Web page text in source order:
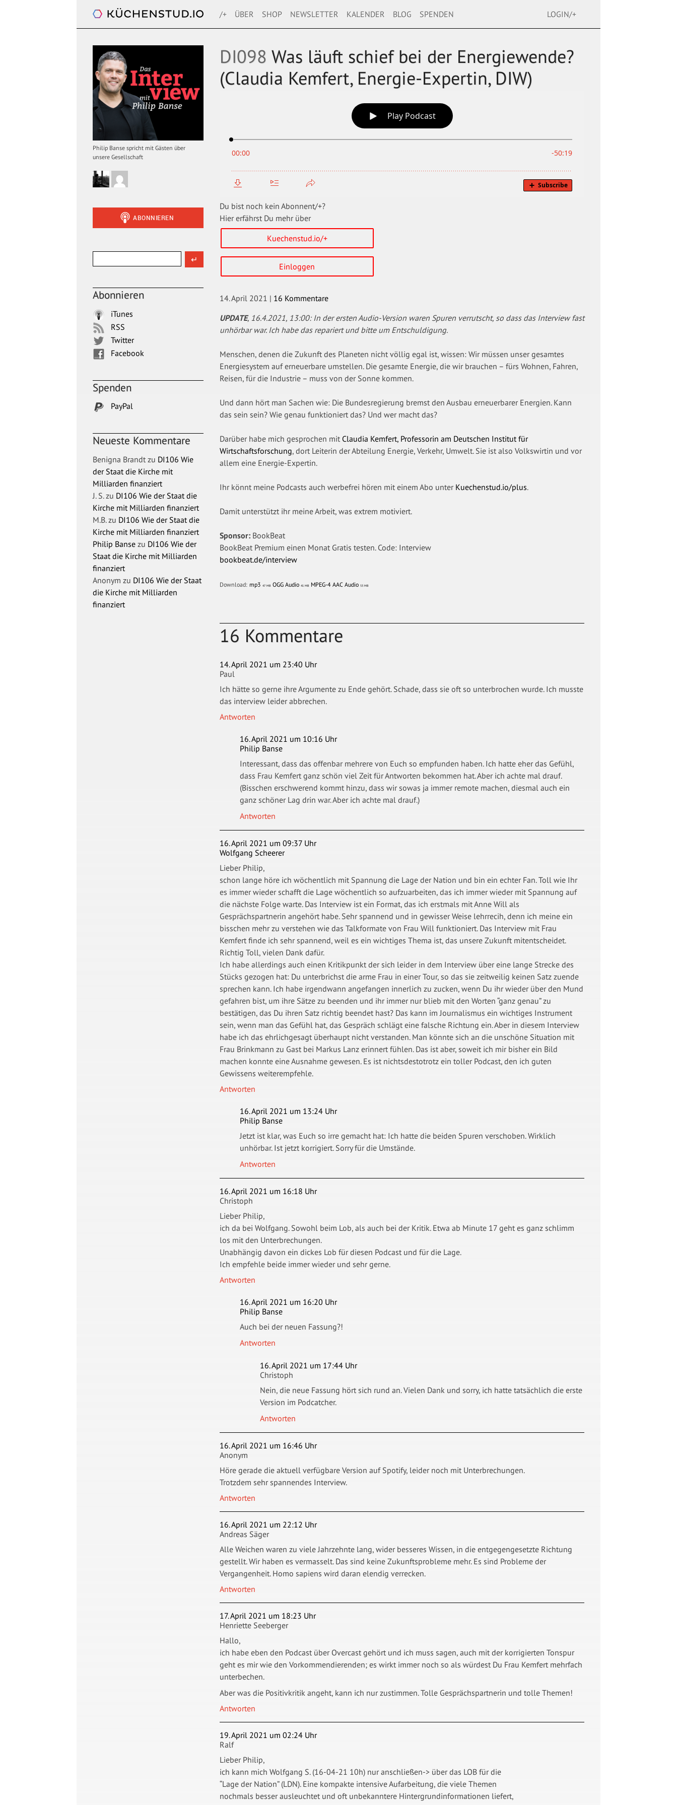
Das Interview. Mit Philip Banse
/+ ÜBER SHOP NEWSLETTER KALENDER BLOG SPENDEN LOGIN/+
DI098 Was läuft schief bei der Energiewende?
(Claudia Kemfert, Energie-Expertin, DIW)
Du bist noch kein Abonnent/+?
Hier erfährst Du mehr über
Kuechenstud.io/+
Einloggen
14. April 2021 | 16 Kommentare
UPDATE, 16.4.2021, 13:00: In der ersten Audio-Version waren Spuren verrutscht, so dass das Interview fast
unhörbar war. Ich habe das repariert und bitte um Entschuldigung.
Menschen, denen die Zukunft des Planeten nicht völlig egal ist, wissen: Wir müssen unser gesamtes
Energiesystem auf erneuerbare umstellen. Die gesamte Energie, die wir brauchen – fürs Wohnen, Fahren,
Reisen, für die Industrie – muss von der Sonne kommen.
Und dann hört man Sachen wie: Die Bundesregierung bremst den Ausbau erneuerbarer Energien. Kann
das sein sein? Wie genau funktioniert das? Und wer macht das?
Darüber habe mich gesprochen mit Claudia Kemfert, Professorin am Deutschen Institut für
Wirtschaftsforschung, dort Leiterin der Abteilung Energie, Verkehr, Umwelt. Sie ist also Volkswirtin und vor
allem eine Energie-Expertin.
Ihr könnt meine Podcasts auch werbefrei hören mit einem Abo unter Kuechenstud.io/plus.
Damit unterstützt ihr meine Arbeit, was extrem motiviert.
Sponsor: BookBeat
BookBeat Premium einen Monat Gratis testen. Code: Interview
bookbeat.de/interview
Download: mp3 47 MB OGG Audio 41 MB MPEG-4 AAC Audio 53 MB
16 Kommentare
14. April 2021 um 23:40 Uhr
Paul
Ich hätte so gerne ihre Argumente zu Ende gehört. Schade, dass sie oft so unterbrochen wurde. Ich musste
das interview leider abbrechen.
Antworten
16. April 2021 um 10:16 Uhr
Philip Banse
Interessant, dass das offenbar mehrere von Euch so empfunden haben. Ich hatte eher das Gefühl,
dass Frau Kemfert ganz schön viel Zeit für Antworten bekommen hat. Aber ich achte mal drauf.
(Bisschen erschwerend kommt hinzu, dass wir sowas ja immer remote machen, diesmal auch ein
ganz schöner Lag drin war. Aber ich achte mal drauf.)
Antworten
16. April 2021 um 09:37 Uhr
Wolfgang Scheerer
Lieber Philip,
schon lange höre ich wöchentlich mit Spannung die Lage der Nation und bin ein echter Fan. Toll wie Ihr
es immer wieder schafft die Lage wöchentlich so aufzuarbeiten, das ich immer wieder mit Spannung auf
die nächste Folge warte. Das Interview ist ein Format, das ich erstmals mit Anne Will als
Gesprächspartnerin angehört habe. Sehr spannend und in gewisser Weise lehrrecih, denn ich meine ein
bisschen mehr zu verstehen wie das Talkformate von Frau Will funktioniert. Das Interview mit Frau
Kemfert finde ich sehr spannend, weil es ein wichtiges Thema ist, das unsere Zukunft mitentscheidet.
Richtig Toll, vielen Dank dafür.
Ich habe allerdings auch einen Kritikpunkt der sich leider in dem Interview über eine lange Strecke des
Stücks gezogen hat: Du unterbrichst die arme Frau in einer Tour, so das sie zeitweilig keinen Satz zuende
sprechen kann. Ich habe irgendwann angefangen innerlich zu zucken, wenn Du ihr wieder über den Mund
gefahren bist, um ihre Sätze zu beenden und ihr immer nur blieb mit den Worten “ganz genau” zu
bestätigen, das Du ihren Satz richtig beendet hast? Das kann im Journalismus ein wichtiges Instrument
sein, wenn man das Gefühl hat, das Gespräch schlägt eine falsche Richtung ein. Aber in diesem Interview
habe ich das ehrlichgesagt überhaupt nicht verstanden. Man könnte sich an die unschöne Situation mit
Frau Brinkmann zu Gast bei Markus Lanz erinnert fühlen. Das ist aber, soweit ich mir bisher ein Bild
machen konnte eine Ausnahme gewesen. Es ist nichtsdestotrotz ein toller Podcast, den ich guten
Gewissens weiterempfehle.
Antworten
16. April 2021 um 13:24 Uhr
Philip Banse
Jetzt ist klar, was Euch so irre gemacht hat: Ich hatte die beiden Spuren verschoben. Wirklich
unhörbar. Ist jetzt korrigiert. Sorry für die Umstände.
Antworten
16. April 2021 um 16:18 Uhr
Christoph
Lieber Philip,
ich da bei Wolfgang. Sowohl beim Lob, als auch bei der Kritik. Etwa ab Minute 17 geht es ganz schlimm
los mit den Unterbrechungen.
Unabhängig davon ein dickes Lob für diesen Podcast und für die Lage.
Ich empfehle beide immer wieder und sehr gerne.
Antworten
16. April 2021 um 16:20 Uhr
Philip Banse
Auch bei der neuen Fassung?!
Antworten
16. April 2021 um 17:44 Uhr
Christoph
Nein, die neue Fassung hört sich rund an. Vielen Dank und sorry, ich hatte tatsächlich die erste
Version im Podcatcher.
Antworten
16. April 2021 um 16:46 Uhr
Anonym
Höre gerade die aktuell verfügbare Version auf Spotify, leider noch mit Unterbrechungen.
Trotzdem sehr spannendes Interview.
Antworten
16. April 2021 um 22:12 Uhr
Andreas Säger
Alle Weichen waren zu viele Jahrzehnte lang, wider besseres Wissen, in die entgegengesetzte Richtung
gestellt. Wir haben es vermasselt. Das sind keine Zukunftsprobleme mehr. Es sind Probleme der
Vergangenheit. Homo sapiens wird daran elendig verrecken.
Antworten
17. April 2021 um 18:23 Uhr
Henriette Seeberger
Hallo,
ich habe eben den Podcast über Overcast gehört und ich muss sagen, auch mit der korrigierten Tonspur
geht es mir wie den Vorkommendierenden; es wirkt immer noch so als würdest Du Frau Kemfert mehrfach
unterbechen.
Aber was die Positivkritik angeht, kann ich nur zustimmen. Tolle Gesprächspartnerin und tolle Themen!
Antworten
19. April 2021 um 02:24 Uhr
Ralf
Lieber Philip,
ich kann mich Wolfgang S. (16-04-21 10h) nur anschließen-> über das LOB für die
“Lage der Nation” (LDN). Eine kompakte intensive Aufarbeitung, die viele Themen
nochmals besser ausleuchtet und oft unbekanntere Hintergrundinformationen liefert,
Philip Banse spricht mit Gästen über
unsere Gesellschaft
Abonnieren
iTunes
RSS
Twitter
Facebook
Spenden
PayPal
Neueste Kommentare
Benigna Brandt zu DI106 Wie
der Staat die Kirche mit
Milliarden finanziert
J. S.zu DI106 Wie der Staat die
Kirche mit Milliarden finanziert
M.B.zu DI106 Wie der Staat die
Kirche mit Milliarden finanziert
Philip Banse zu DI106 Wie der
Staat die Kirche mit Milliarden
finanziert
Anonym zu DI106 Wie der Staat
die Kirche mit Milliarden
finanziert